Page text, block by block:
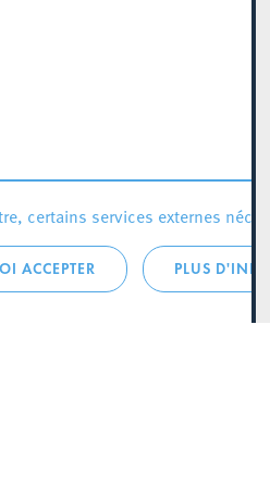
certains services externes
ACCEPTER PLUS